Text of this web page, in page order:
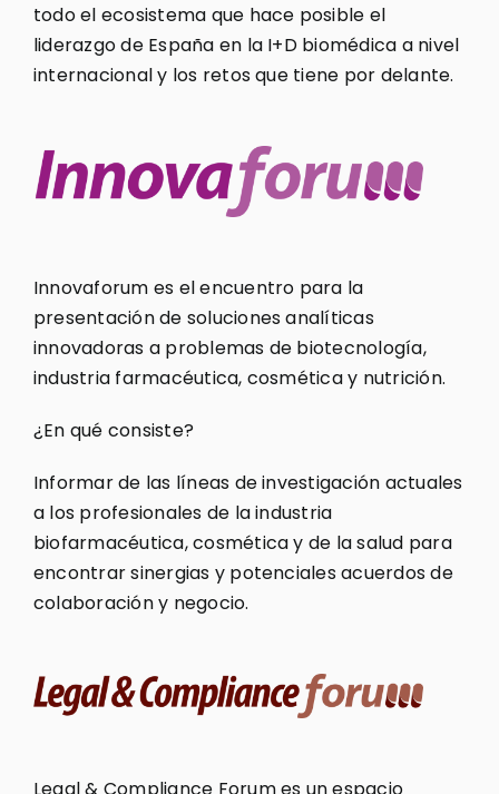
todo el ecosistema que hace posible el
liderazgo de España en la I+D biomédica a nivel
internacional y los retos que tiene por delante.
Innovaforum es el encuentro para la
presentación de soluciones analíticas
innovadoras a problemas de biotecnología,
industria farmacéutica, cosmética y nutrición.
¿En qué consiste?
Informar de las líneas de investigación actuales
a los profesionales de la industria
biofarmacéutica, cosmética y de la salud para
encontrar sinergias y potenciales acuerdos de
colaboración y negocio.